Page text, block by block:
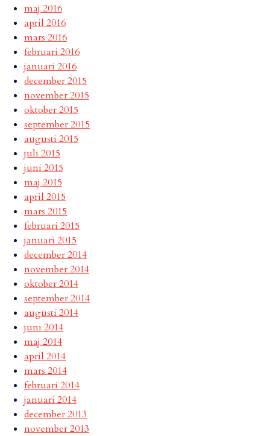
maj 2016
april 2016
mars 2016
februari 2016
januari 2016
december 2015
november 2015
oktober 2015
september 2015
augusti 2015
juli 2015
juni 2015
maj 2015
april 2015
mars 2015
februari 2015
januari 2015
december 2014
november 2014
oktober 2014
september 2014
augusti 2014
juni 2014
maj 2014
april 2014
mars 2014
februari 2014
januari 2014
december 2013
november 2013